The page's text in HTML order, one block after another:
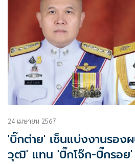
ประกาศสำนักนายกรัฐมนตรี
24 เมษายน 2567
'บิ๊กต่าย' เซ็นแบ่งงานรอง
วุฒิ' แทน 'บิ๊กโจ๊ก-บิ๊กรอย'